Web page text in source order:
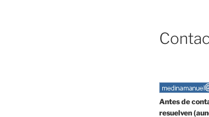
Antes de
resuelven